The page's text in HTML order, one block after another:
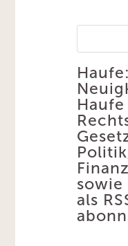
Haufe
sowie
als